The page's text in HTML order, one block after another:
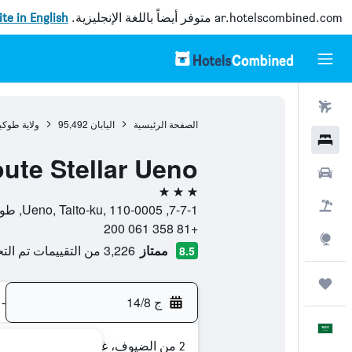
ar.hotelscombined.com متوفر أيضاً باللغة الإنجليزية. in English
الصفحة الرئيسية اليابان 95,492 ولاية
Stellar Ueno
3 نجوم
7-7-1, Ueno, Taito-ku, 110-0005, طوكيو, ولاية طوكيو, اليابان
+81 358 061 200
8.5 ممتاز 3,226 من التقييمات تم التحقق منها
ج 14/8 -
2 من الضيوف، غرفة واحدة